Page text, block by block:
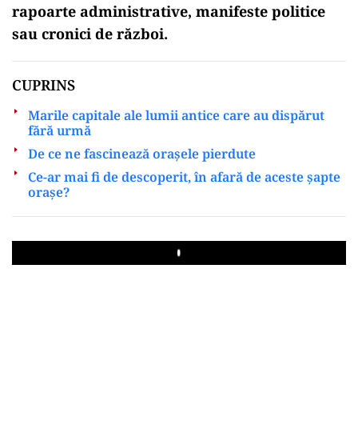
rapoarte administrative, manifeste politice
sau cronici de război.
CUPRINS
Marile capitale ale lumii antice care au dispărut
fără urmă
De ce ne fascinează orașele pierdute
Ce-ar mai fi de descoperit, în afară de aceste șapte
orașe?
Play